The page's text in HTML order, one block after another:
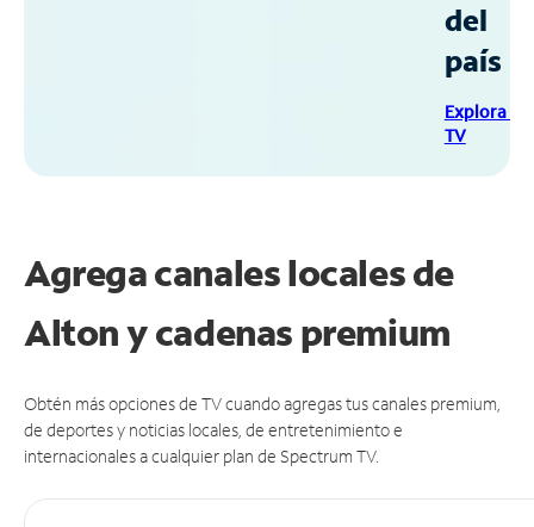
del
país
Explora
TV
Agrega canales locales de
Alton y cadenas premium
Obtén más opciones de TV cuando agregas tus canales premium,
de deportes y noticias locales, de entretenimiento e
internacionales a cualquier plan de Spectrum TV.